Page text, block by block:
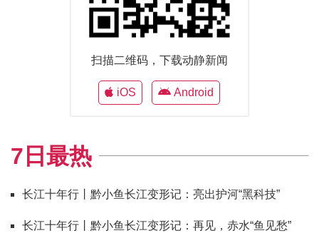
扫描二维码，下载动静新闻
iOS Android
7日最热
长江十年行丨黔小鱼长江变形记：亮出护河“黑科技”
长江十年行丨黔小鱼长江变形记：再见，赤水“鱼见愁”